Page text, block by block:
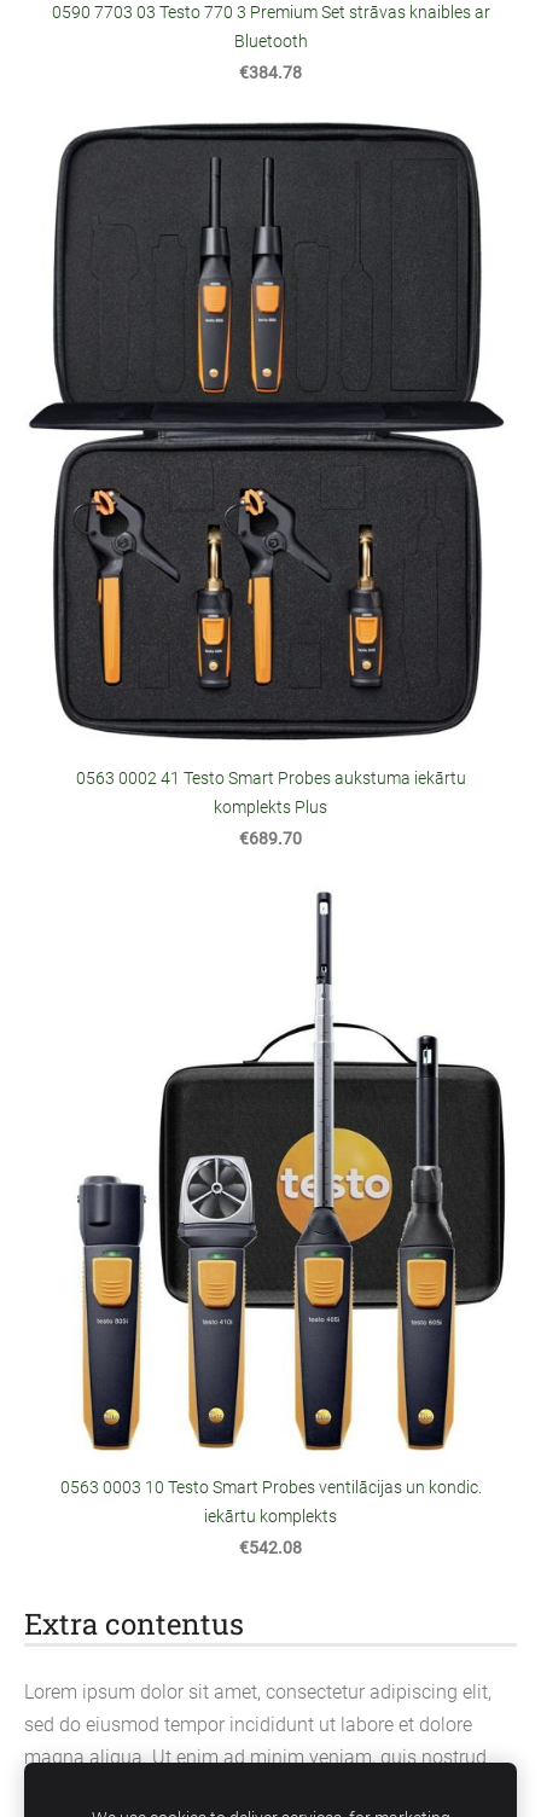
Extra contentus
Lorem ipsum dolor sit amet, consectetur adipiscing elit,
sed do eiusmod tempor incididunt ut labore et dolore
magna aliqua. Ut enim ad minim veniam, quis nostrud
0590 7703 03 Testo 770 3 Premium Set strāvas knaibles ar
Bluetooth
€384.78
0563 0002 41 Testo Smart Probes aukstuma iekārtu
komplekts Plus
€689.70
0563 0003 10 Testo Smart Probes ventilācijas un kondic.
iekārtu komplekts
€542.08